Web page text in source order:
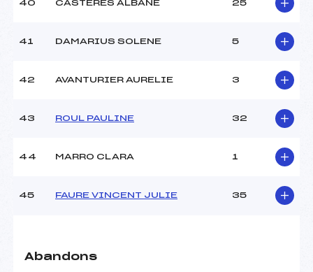
40 CASTERES ALBANE 25
41 DAMARIUS SOLENE 5
42 AVANTURIER AURELIE 3
43 ROUL PAULINE 32
44 MARRO CLARA 1
45 FAURE VINCENT JULIE 35
Abandons